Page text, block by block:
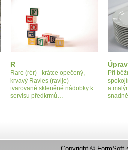
R
Rare (rér) - krátce opečený,
krvavý Ravies (ravije) -
tvarované skleněné nádobky k
servisu předkrmů…
Při
a